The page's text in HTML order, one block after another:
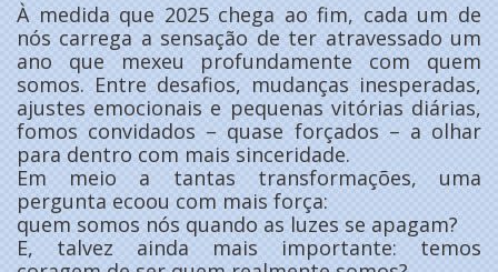
À medida que 2025 chega ao fim, cada um de
nós carrega a sensação de ter atravessado um
ano que mexeu profundamente com quem
somos. Entre desafios, mudanças inesperadas,
ajustes emocionais e pequenas vitórias diárias,
fomos convidados – quase forçados – a olhar
para dentro com mais sinceridade.
Em meio a tantas transformações, uma
pergunta ecoou com mais força:
quem somos nós quando as luzes se apagam?
E, talvez ainda mais importante: temos